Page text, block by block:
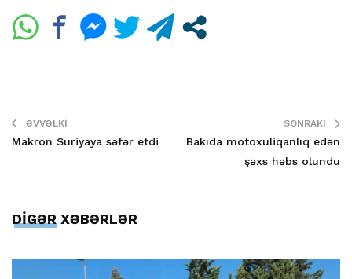
ƏVVƏLKI
Makron Suriyaya səfər etdi
SONRAKI
Bakıda motoxuliqanlıq edən
şəxs həbs olundu
DİGƏR XƏBƏRLƏR